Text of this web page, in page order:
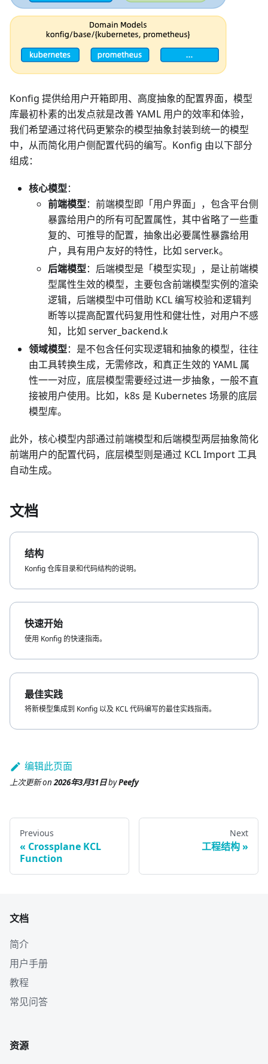
Konfig 提供给用户开箱即用、高度抽象的配置界面，模型
库最初朴素的出发点就是改善 YAML 用户的效率和体验，
我们希望通过将代码更繁杂的模型抽象封装到统一的模型
中，从而简化用户侧配置代码的编写。Konfig 由以下部分
组成：
核心模型：
前端模型：前端模型即「用户界面」，包含平台侧
暴露给用户的所有可配置属性，其中省略了一些重
复的、可推导的配置，抽象出必要属性暴露给用
户，具有用户友好的特性，比如 server.k。
后端模型：后端模型是「模型实现」，是让前端模
型属性生效的模型，主要包含前端模型实例的渲染
逻辑，后端模型中可借助 KCL 编写校验和逻辑判
断等以提高配置代码复用性和健壮性，对用户不感
知，比如 server_backend.k
领域模型：是不包含任何实现逻辑和抽象的模型，往往
由工具转换生成，无需修改，和真正生效的 YAML 属
性一一对应，底层模型需要经过进一步抽象，一般不直
接被用户使用。比如，k8s 是 Kubernetes 场景的底层
模型库。
此外，核心模型内部通过前端模型和后端模型两层抽象简化
前端用户的配置代码，底层模型则是通过 KCL Import 工具
自动生成。
文档
结构
Konfig 仓库目录和代码结构的说明。
快速开始
使用 Konfig 的快速指南。
最佳实践
将新模型集成到 Konfig 以及 KCL 代码编写的最佳实践指南。
编辑此页面
上次更新on 2026年3月31日byPeefy
Previous
Crossplane KCL
Function
Next
工程结构
文档
简介
用户手册
教程
常见问答
资源